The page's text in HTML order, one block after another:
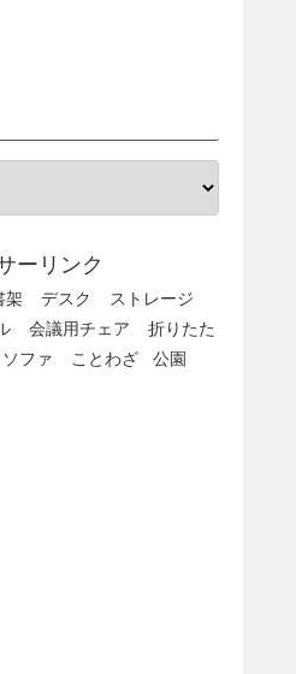
ーリンク
架 デスク
ストレージ
会議用チェア
折りたた
ソファ ことわざ
公園